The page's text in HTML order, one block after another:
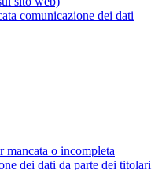
comunicazione dei dati
mancata o incompleta
dei dati da parte dei titolari